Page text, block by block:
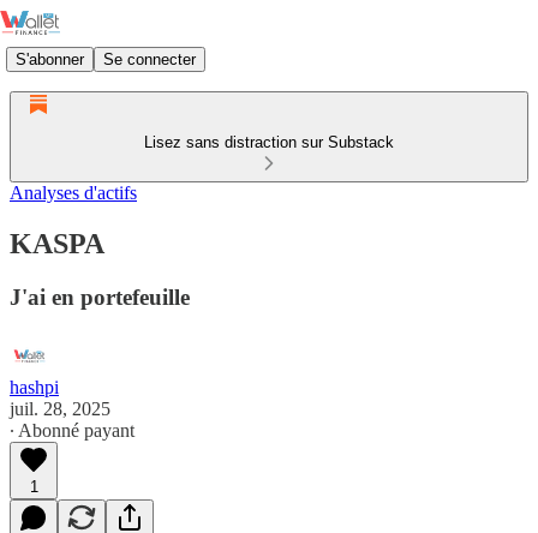
S'abonner Se connecter
Lisez sans distraction sur Substack
Analyses d'actifs
KASPA
J'ai en portefeuille
hashpi
juil. 28, 2025
∙ Abonné payant
1